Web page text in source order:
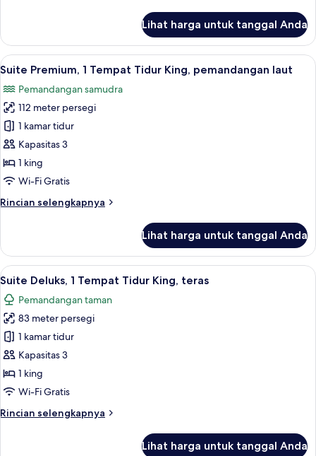
Kamar,
Tempat
King
Lihat harga untuk tanggal Anda
Lihat
semua
foto
untuk
Suite
Premium,
1
Tempat
King,
Smart TV 55-inci dengan saluran TV
7
Suite Premium, 1 Tempat Tidur King, pemandangan laut
Pemandangan samudra
112 meter persegi
1 kamar tidur
Kapasitas 3
1 king
Wi-Fi Gratis
Rincian selengkapnya
Rincian
Suite
Premium,
1
Tempat
Tidur
King,
pemandangan
laut
Lihat harga untuk tanggal Anda
Lihat
semua
foto
untuk
Suite
Deluks,
1
Tempat
King,
Minibar, brankas, meja kerja, dan
11
Suite Deluks, 1 Tempat Tidur King, teras
Pemandangan taman
83 meter persegi
1 kamar tidur
Kapasitas 3
1 king
Wi-Fi Gratis
Rincian selengkapnya
Rincian
Lihat harga untuk tanggal Anda